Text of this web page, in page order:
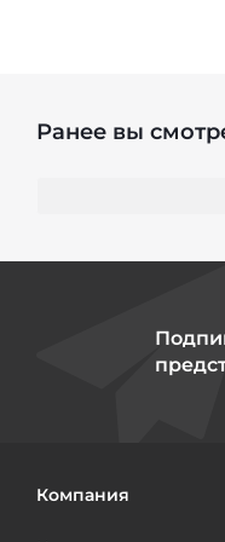
Ранее вы
Компания